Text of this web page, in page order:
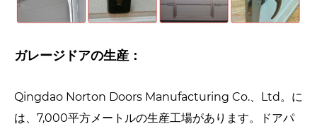
ガレージドアの生産：
Qingdao Norton Doors Manufacturing Co.、Ltd。に
は、7,000平方メートルの生産工場があります。ドアパ